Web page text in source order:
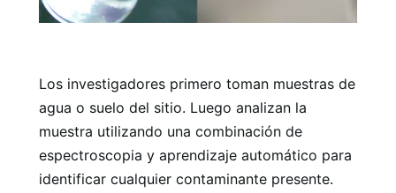
Los investigadores primero toman muestras de
agua o suelo del sitio. Luego analizan la
muestra utilizando una combinación de
espectroscopia y aprendizaje automático para
identificar cualquier contaminante presente.